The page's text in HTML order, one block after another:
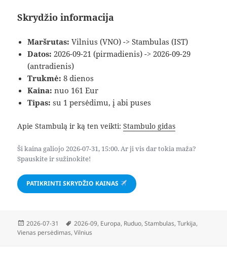
Skrydžio informacija
Maršrutas: Vilnius (VNO) -> Stambulas (IST)
Datos: 2026-09-21 (pirmadienis) -> 2026-09-29
(antradienis)
Trukmė: 8 dienos
Kaina: nuo 161 Eur
Tipas: su 1 persėdimu, į abi puses
Apie Stambulą ir ką ten veikti:Stambulo gidas
Ši kaina galiojo 2026-07-31, 15:00. Ar ji vis dar tokia maža?
Spauskite ir sužinokite!
PATIKRINTI SKRYDŽIO KAINAS
Paskelbta
2026-07-31 Žymos
2026-09, Europa, Ruduo,Stambulas,Turkija,
Vienas persėdimas,Vilnius